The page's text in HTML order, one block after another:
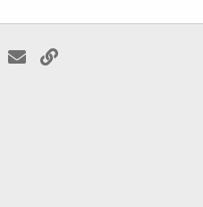
WhatsApp
E-post